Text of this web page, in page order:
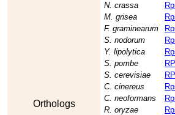
Orthologs
N. crassa
M. grisea
F. graminearum
S. nodorum
Y. lipolytica
S. pombe
S. cerevisiae
C. cinereus
C. neoformans
R. oryzae